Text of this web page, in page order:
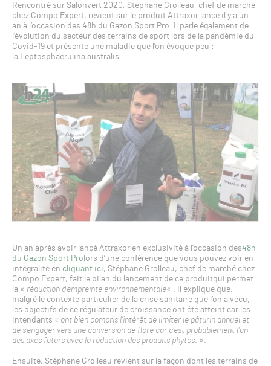
Rencontré sur Salonvert 2020, Stéphane Grolleau, chef de marché
chez Compo Expert, revient sur le produit Attraxor lancé il y a un
an à l’occasion des 48h du Gazon Sport Pro. Il parle également de
l’évolution du secteur des terrains de sport lors de la pandémie du
Covid-19 et présente une maladie que l’on évoque peu :
la Leptosphaerulina australis.
Un an après avoir lancé Attraxor en exclusivité à l’occasion des48h
du Gazon Sport Pro lors d’une conférence que vous pouvez voir en
intégralité en cliquant ici, Stéphane Grolleau, chef de marché chez
Compo Expert, fait le bilan du lancement de ce produitqui permet
la « réduction d’empreinte environnementale« . Il explique que,
malgré le contexte particulier de la crise sanitaire que l’on a vécu,
les objectifs de ce régulateur de croissance ont été atteint car les
intendants « ont bien compris l’intérêt de limiter le pâturin annuel et
de s’engager vers une conversion de flore car c’est probablement l’un
des axes futurs avec la réduction des produits phytos. ».
Ensuite, Stéphane Grolleau revient sur la façon dont les terrains de